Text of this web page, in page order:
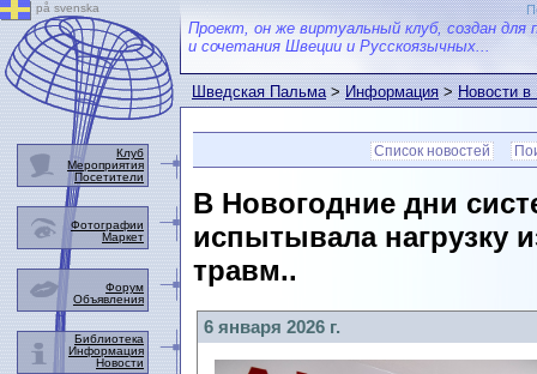
Проект, он же виртуальный клуб, создан для
и сочетания Швеции и Русскоязычных...
Шведская Пальма>Информация>Новости
Список новостей
В Новогодние дни
испытывала нагрузку
травм..
6 января 2026 г.
på svenska
Клуб
Мероприятия
Посетители
Фотографии
Маркет
Форум
Объявления
Библиотека
Информация
Новости